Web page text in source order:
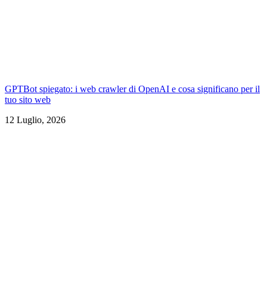
GPTBot spiegato: i web crawler di OpenAI e cosa significano per il
tuo sito web
12 Luglio, 2026